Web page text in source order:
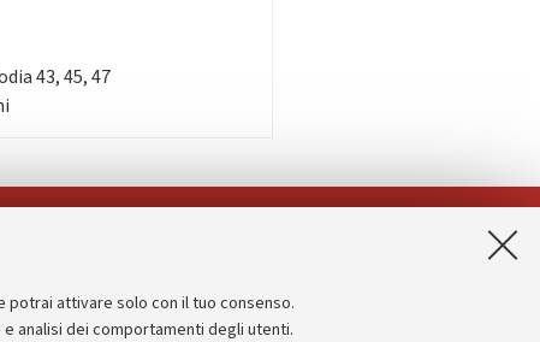
attivare solo con il tuo consenso.
analisi dei comportamenti degli utenti.
43, 45, 47
Informazioni sul sito e accessibilità